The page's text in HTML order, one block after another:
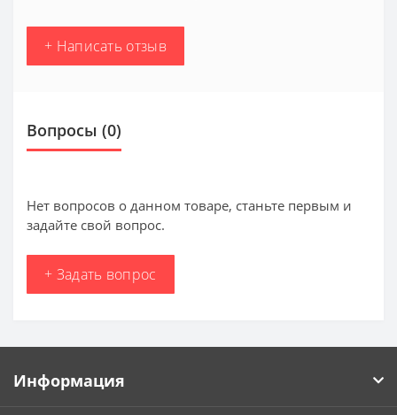
+ Написать отзыв
Вопросы (0)
Нет вопросов о данном товаре, станьте первым и
задайте свой вопрос.
+ Задать вопрос
Информация